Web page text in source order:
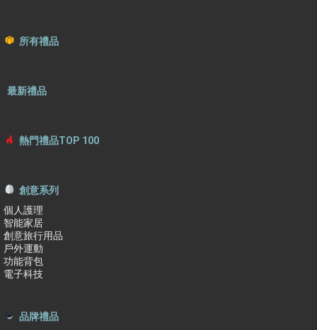
所有禮品
最新禮品
熱門禮品TOP 100
創意系列
個人護理
智能家居
創意旅行用品
戶外運動
功能背包
電子科技
品牌禮品